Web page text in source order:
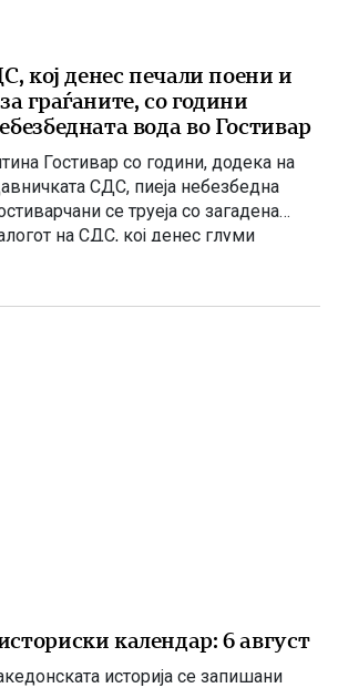
кој денес печали поени и
граѓаните, со години
вода во Гостивар
Гостивар со години, додека на
СДС, пиеја небезбедна
се труеја со загадена
на СДС, кој денес глуми
за да ќари некој беден политички
наврати во гостиварскиот
календар: 6 август
историја се запишани